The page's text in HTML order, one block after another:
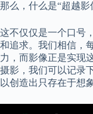
那么，什么是“超越影
这不仅仅是一个口号
和追求。我们相信，
力，而影像正是实现
摄影，我们可以记录
以创造出只存在于想